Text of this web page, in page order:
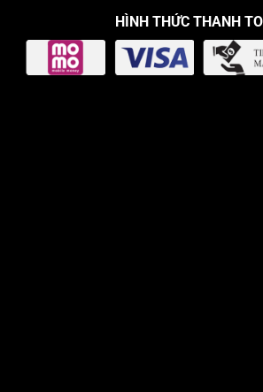
HÌNH THỨC THANH